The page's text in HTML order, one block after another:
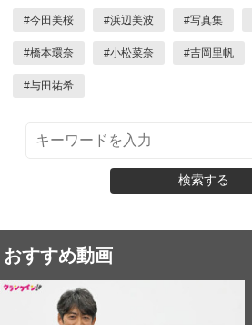
#今田美桜 #浜辺美波 #写真集
#橋本環奈 #小松菜奈 #吉岡里帆
#与田祐希
検索する
おすすめ動画